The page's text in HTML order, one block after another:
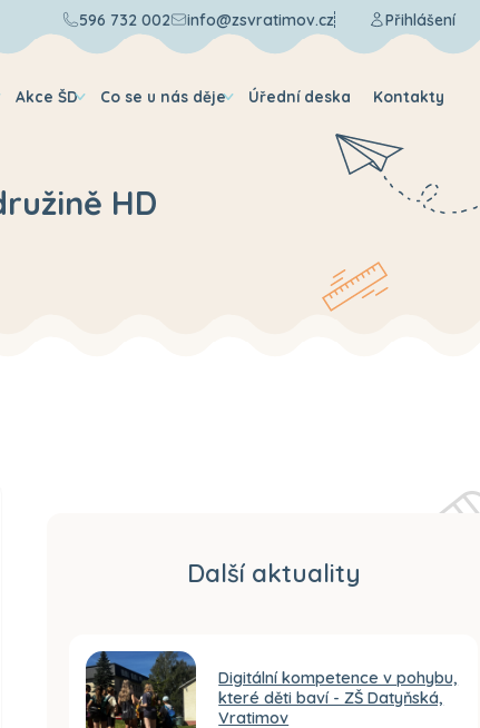
596 732 002 info@zsvratimov.cz Přihlášení
Akce ŠD Co se u nás děje Úřední deska Kontakty
HD
Další aktuality
Digitální kompetence v pohybu,
které děti baví - ZŠ Datyňská,
Vratimov